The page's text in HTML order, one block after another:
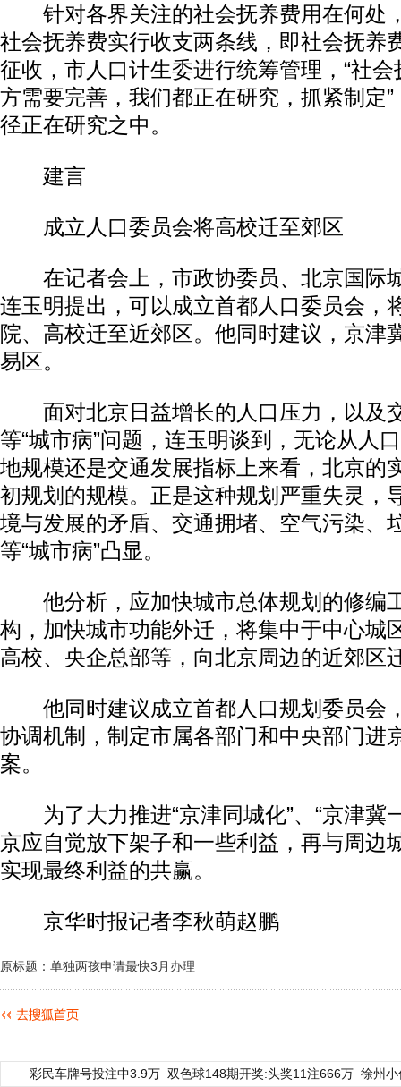
针对各界关注的社会抚养费用在何处
社会抚养费实行收支两条线，即社会抚养
征收，市人口计生委进行统筹管理，“社
方需要完善，我们都正在研究，抓紧制定
径正在研究之中。
建言
成立人口委员会将高校迁至郊区
在记者会上，市政协委员、北京国际
连玉明提出，可以成立首都人口委员会，
院、高校迁至近郊区。他同时建议，京津
易区。
面对北京日益增长的人口压力，以及
等“城市病”问题，连玉明谈到，无论从人
地规模还是交通发展指标上来看，北京的
初规划的规模。正是这种规划严重失灵，
境与发展的矛盾、交通拥堵、空气污染、
等“城市病”凸显。
他分析，应加快城市总体规划的修编
构，加快城市功能外迁，将集中于中心城
高校、央企总部等，向北京周边的近郊区
他同时建议成立首都人口规划委员会
协调机制，制定市属各部门和中央部门进
案。
为了大力推进“京津同城化”、“京津冀
京应自觉放下架子和一些利益，再与周边
实现最终利益的共赢。
京华时报记者李秋萌赵鹏
原标题：单独两孩申请最快3月办理
彩民车牌号投注中3.9万 双色球148期开奖:头奖11注666万 徐州